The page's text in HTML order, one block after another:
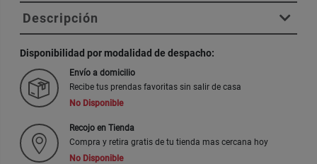
Descripción
Disponibilidad por modalidad de despacho:
Envío a domicilio
Recibe tus prendas favoritas sin salir de casa
No Disponible
Recojo en Tienda
Compra y retira gratis de tu tienda mas cercana hoy
No Disponible